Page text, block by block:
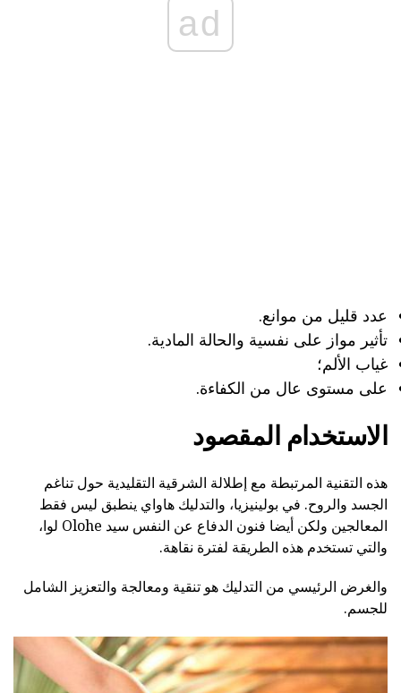
ad
عدد قليل من موانع.
تأثير مواز على نفسية والحالة المادية.
غياب الألم؛
على مستوى عال من الكفاءة.
الاستخدام المقصود
هذه التقنية المرتبطة مع إطلالة الشرقية التقليدية حول تناغم
الجسد والروح. في بولينيزيا، والتدليك هاواي ينطبق ليس فقط
المعالجين ولكن أيضا فنون الدفاع عن النفس سيد Olohe لوا،
والتي تستخدم هذه الطريقة لفترة نقاهة.
والغرض الرئيسي من التدليك هو تنقية ومعالجة والتعزيز الشامل
للجسم.